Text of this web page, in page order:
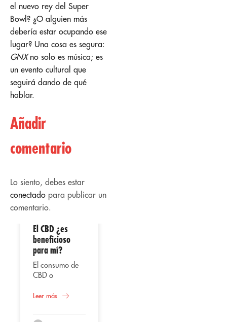
el nuevo rey del Super
Bowl? ¿O alguien más
debería estar ocupando ese
lugar? Una cosa es segura:
GNXno solo es música; es
un evento cultural que
seguirá dando de qué
hablar.
Añadir
comentario
Lo siento, debes estar
conectado para publicar un
comentario.
02
Abr
El CBD ¿es
beneficioso
para mí?
El consumo de
CBD o
representa
estudios una
Leer más